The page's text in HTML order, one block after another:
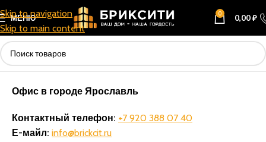
Skip to navigation
Skip to main content
МЕНЮ 0 0,00₽
Офис в городе Ярославль
Контактный телефон: +7 920 388 07 40
Е-майл: info@brickcit.ru